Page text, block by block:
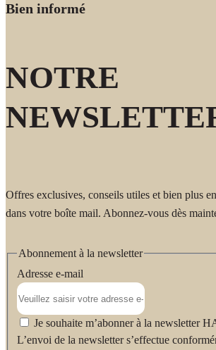
Bien informé
NOTRE
Offres exclusives, conseils utiles et bien plus
dans votre boîte mail. Abonnez-vous dès
Abonnement à la newsletter
Adresse e-mail
Je souhaite m’abonner à la newsletter
L’envoi de la newsletter s’effectue